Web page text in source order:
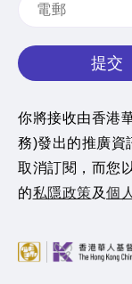
提交
你將接收由香港
務)發出的推廣資
取消訂閱，而您
的私隱政策及個